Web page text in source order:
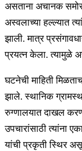
असताना अचानक
अस्वलाच्या हल्ल्यात
झाली. मात्र
प्रयत्न केला. त्यामुळे
घटनेची माहिती
झाले. स्थानिक
रुग्णालयात दाखल
उपचारांसाठी त्यांना
यांची प्रकृती स्थिर